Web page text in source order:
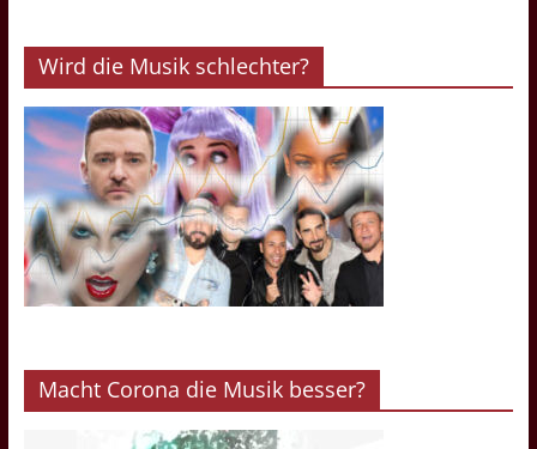
Wird die Musik schlechter?
Macht Corona die Musik besser?